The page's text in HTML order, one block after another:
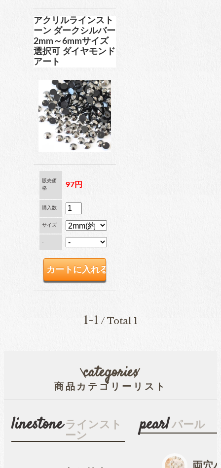
アクリルラインストーン
パールラインストーン
卸専用ラインストーン
納期4週間前後
pearl
穴なしパール
コットン風アクリルパー
アクリルラインスト
ーン ダークシルバー
2mm～6mmサイズ
選択可 ダイヤモンド
アート
販売価
格
97円
購入数
サイズ
-
1-1 / Total 1
categories
商品カテゴリーリスト
linestone ラインスト
ーン
pearl パール
両穴